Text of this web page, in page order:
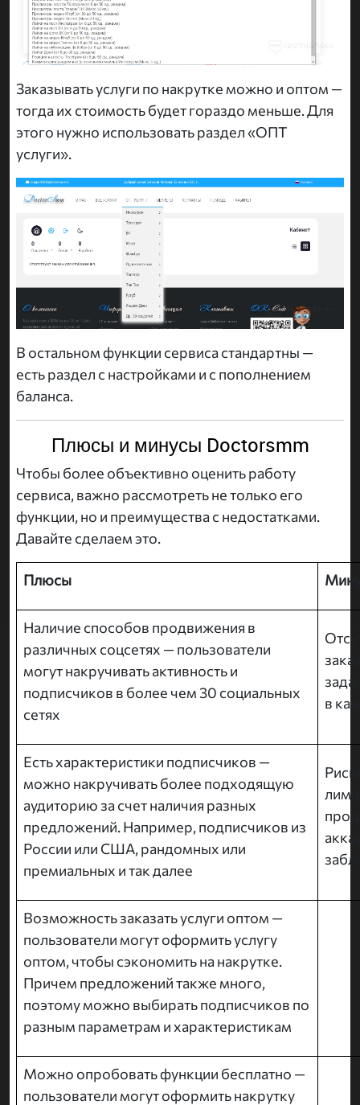
Заказывать услуги по накрутке можно и оптом —
тогда их стоимость будет гораздо меньше. Для
этого нужно использовать раздел «ОПТ
услуги».
В остальном функции сервиса стандартны —
есть раздел с настройками и с пополнением
баланса.
Плюсы и минусы Doctorsmm
Чтобы более объективно оценить работу
сервиса, важно рассмотреть не только его
функции, но и преимущества с недостатками.
Давайте сделаем это.
Плюсы
Наличие способов продвижения в
различных соцсетях — пользователи
могут накручивать активность и
подписчиков в более чем 30 социальных
сетях
в
Есть характеристики подписчиков —
можно накручивать более подходящую
аудиторию за счет наличия разных
предложений. Например, подписчиков из
России или США, рандомных или
премиальных и так далее
Возможность заказать услуги оптом —
пользователи могут оформить услугу
оптом, чтобы сэкономить на накрутке.
Причем предложений также много,
поэтому можно выбирать подписчиков по
разным параметрам и характеристикам
Можно опробовать функции бесплатно —
пользователи могут оформить накрутку